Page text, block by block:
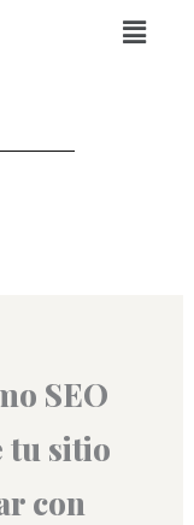
SEO
tu sitio
con